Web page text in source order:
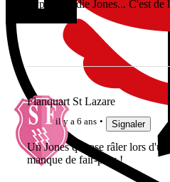
Typical Eddie Jones... C'est de
Flanquart St Lazare
il y a 6 ans Signaler
Un Jones qui ose râler lors
manque de fair-play !